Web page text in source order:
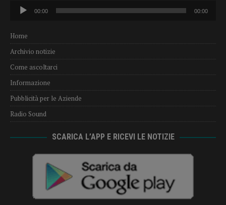
Audio
Player
00:00 00:00
Home
Archivio notizie
Come ascoltarci
Informazione
Pubblicità per le Aziende
Radio Sound
SCARICA L’APP E RICEVI LE NOTIZIE